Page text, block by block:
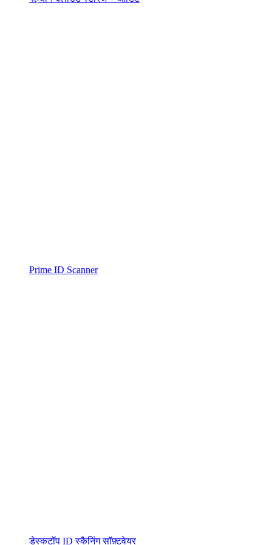
Prime ID Scanner
डेस्कटॉप ID स्कैनिंग सॉफ़्टवेयर